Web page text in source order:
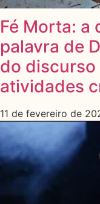
Fé Morta: a
palavra de
do discurso
atividades
11 de fevereiro de